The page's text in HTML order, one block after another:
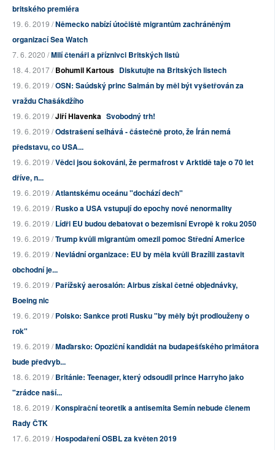
britského premiéra
19. 6. 2019 /Německo nabízí útočiště migrantům zachráněným
organizací Sea Watch
7. 6. 2020 /Milí čtenáři a příznivci Britských listů
18. 4. 2017 /Bohumil Kartous Diskutujte na Britských listech
19. 6. 2019 /OSN: Saúdský princ Salmán by měl být vyšetřován za
vraždu Chašákdžího
19. 6. 2019 /Jiří Hlavenka Svobodný trh!
19. 6. 2019 /Odstrašení selhává - částečně proto, že Írán nemá
představu, co USA...
19. 6. 2019 /Vědci jsou šokováni, že permafrost v Arktidě taje o 70 let
dříve, n...
19. 6. 2019 /Atlantskému oceánu "dochází dech"
19. 6. 2019 /Rusko a USA vstupují do epochy nové nenormality
19. 6. 2019 /Lídři EU budou debatovat o bezemisní Evropě k roku 2050
19. 6. 2019 /Trump kvůli migrantům omezil pomoc Střední Americe
19. 6. 2019 /Nevládní organizace: EU by měla kvůli Brazílii zastavit
obchodní je...
19. 6. 2019 /Pařížský aerosalón: Airbus získal četné objednávky,
Boeing nic
19. 6. 2019 /Polsko: Sankce proti Rusku "by měly být prodlouženy o
rok"
19. 6. 2019 /Maďarsko: Opoziční kandidát na budapešťského primátora
bude předvyb...
18. 6. 2019 /Británie: Teenager, který odsoudil prince Harryho jako
"zrádce naší...
18. 6. 2019 /Konspirační teoretik a antisemita Semín nebude členem
Rady ČTK
17. 6. 2019 /Hospodaření OSBL za květen 2019